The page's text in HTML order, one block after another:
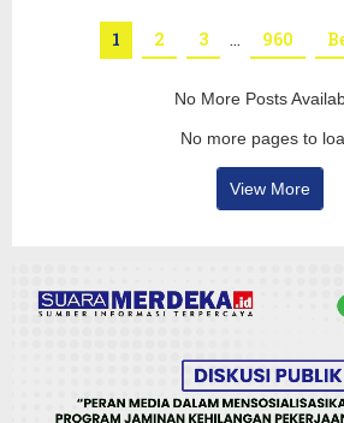
1 2 3 … 960
No More Posts
No more pages to
View More